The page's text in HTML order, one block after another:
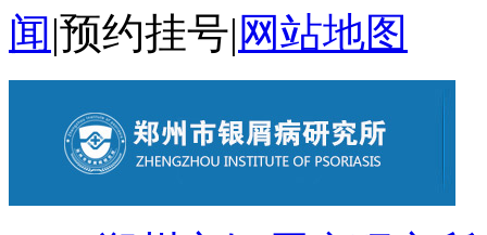
闻|预约挂号| 网站地图